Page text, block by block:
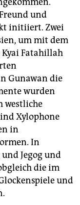
und
initiiert. Zwei
um mit dem
Fatahillah
Gunawan die
wurden
westliche
Xylophone
in
In
­Jegog und
die im
und